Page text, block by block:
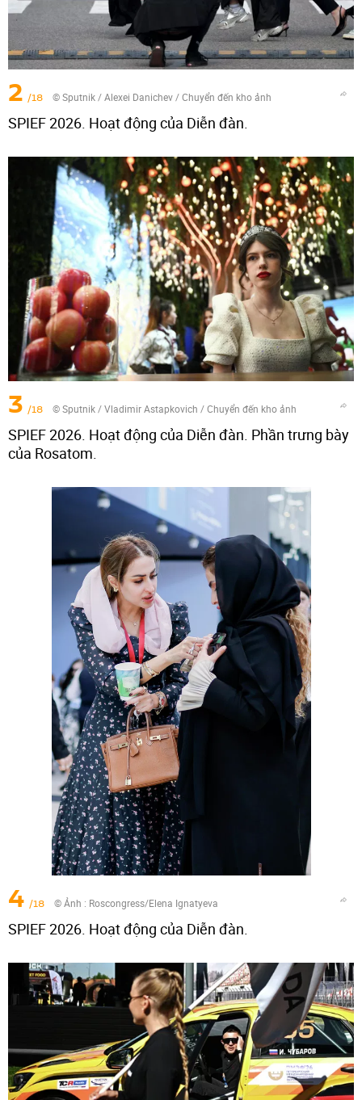
2 /18 © Sputnik / Alexei Danichev/Chuyển đến kho ảnh
SPIEF 2026. Hoạt động của Diễn đàn.
3 /18 © Sputnik / Vladimir Astapkovich /Chuyển đến kho ảnh
SPIEF 2026. Hoạt động của Diễn đàn. Phần trưng bày
của Rosatom.
4 /18 © Ảnh : Roscongress/Elena Ignatyeva
SPIEF 2026. Hoạt động của Diễn đàn.